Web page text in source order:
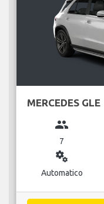
MERCEDES GLE
group
7
miscellaneous_services
Automatico